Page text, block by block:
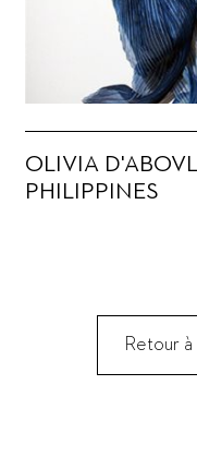
OLIVIA
PHILIPPINES
Retour